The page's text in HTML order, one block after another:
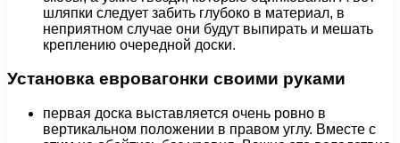
шляпки следует забить глубоко в материал, в
неприятном случае они будут выпирать и мешать
креплению очередной доски.
Установка евровагонки своими руками
первая доска выставляется очень ровно в
вертикальном положении в правом углу. Вместе с